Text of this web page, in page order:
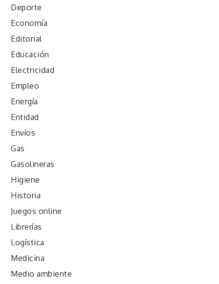
Deporte
Economía
Editorial
Educación
Electricidad
Empleo
Energía
Entidad
Envíos
Gas
Gasolineras
Higiene
Historia
Juegos online
Librerías
Logística
Medicina
Medio ambiente